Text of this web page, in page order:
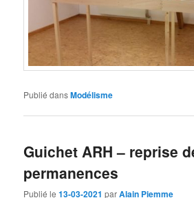
Publié dansModélisme
Guichet ARH – reprise
permanences
Publié le13-03-2021 parAlain Piemme